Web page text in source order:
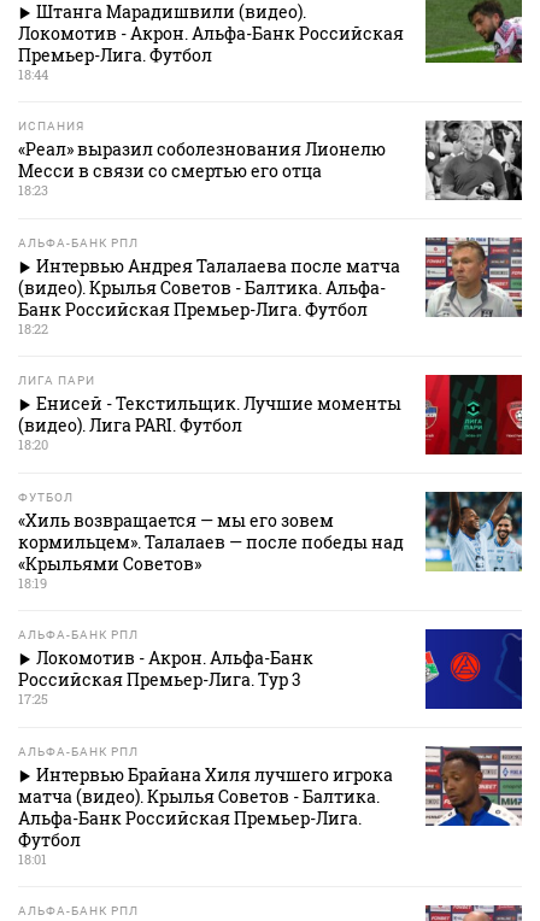
Штанга Марадишвили (видео).
Локомотив - Акрон. Альфа-Банк Российская
Премьер-Лига. Футбол
18:44
ИСПАНИЯ
«Реал» выразил соболезнования Лионелю
Месси в связи со смертью его отца
18:23
АЛЬФА-БАНК РПЛ
Интервью Андрея Талалаева после матча
(видео). Крылья Советов - Балтика. Альфа-
Банк Российская Премьер-Лига. Футбол
18:22
ЛИГА ПАРИ
Енисей - Текстильщик. Лучшие моменты
(видео). Лига PARI. Футбол
18:20
ФУТБОЛ
«Хиль возвращается — мы его зовем
кормильцем». Талалаев — после победы над
«Крыльями Советов»
18:19
АЛЬФА-БАНК РПЛ
Локомотив - Акрон. Альфа-Банк
Российская Премьер-Лига. Тур 3
17:25
АЛЬФА-БАНК РПЛ
Интервью Брайана Хиля лучшего игрока
матча (видео). Крылья Советов - Балтика.
Альфа-Банк Российская Премьер-Лига.
Футбол
18:01
АЛЬФА-БАНК РПЛ